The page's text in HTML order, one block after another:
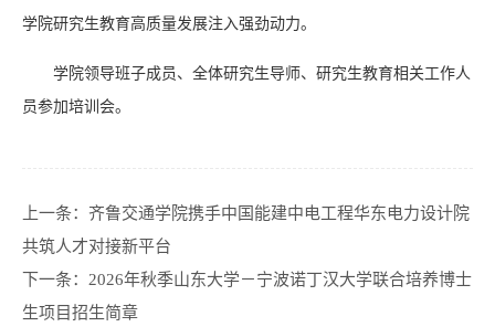
学院研究生教育高质量发展注入强劲动力。
学院领导班子成员、全体研究生导师、研究生教育相关工作人
员参加培训会。
上一条： 齐鲁交通学院携手中国能建中电工程华东电力设计院
共筑人才对接新平台
下一条： 2026年秋季山东大学－宁波诺丁汉大学联合培养博士
生项目招生简章